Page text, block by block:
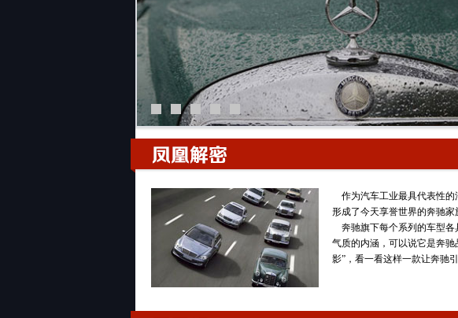
主持人 梁洪：欢迎三位，既然我们今天要和大家聊的话题是奔驰老爷车
驰是最多的。为什么奔驰车最多，好收是吧？
刘晓科：主要是这个车的车型比较多，大家毕竟收老车，所谓的老车，
young Class，咱们国内大概因为改革开放以后，进出口放开了，80年
驰是目前我们比较好收藏的一些老爷车。
主持人 梁洪：你们三位跟我们说说你们所谓的这些奔驰老爷车大概车铃
刘晓科：我的还可以吧，我的应该85年的，到现在28年。
主持人 梁洪：侯爷应该不只一部奔驰？
侯晓明：我最老的是1965年的W111的车。
主持人 梁洪：这个够老，白宁的呢？
白宁：我的也是126代，84、85年的。
主持人 梁洪：这算中青年了。咱们先聊这样一个话题，节目一开始我一
系，1303也说，今天的话题太不接地气，我们想摇一号还没摇上呢，还
为什么大家一听觉得这件事离我很远。有一位网友也说，我也爱车，但
什么你们就能收藏？
刘晓科：我们觉得有一个共同的情结，这批车大概都是80年代左右，在
凤凰解密
作为汽车工业最具代表性的
形成了今天享誉世界的奔驰家
奔驰旗下每个系列的车型各
气质的内涵，可以说它是奔驰
影”，看一看这样一款让奔驰